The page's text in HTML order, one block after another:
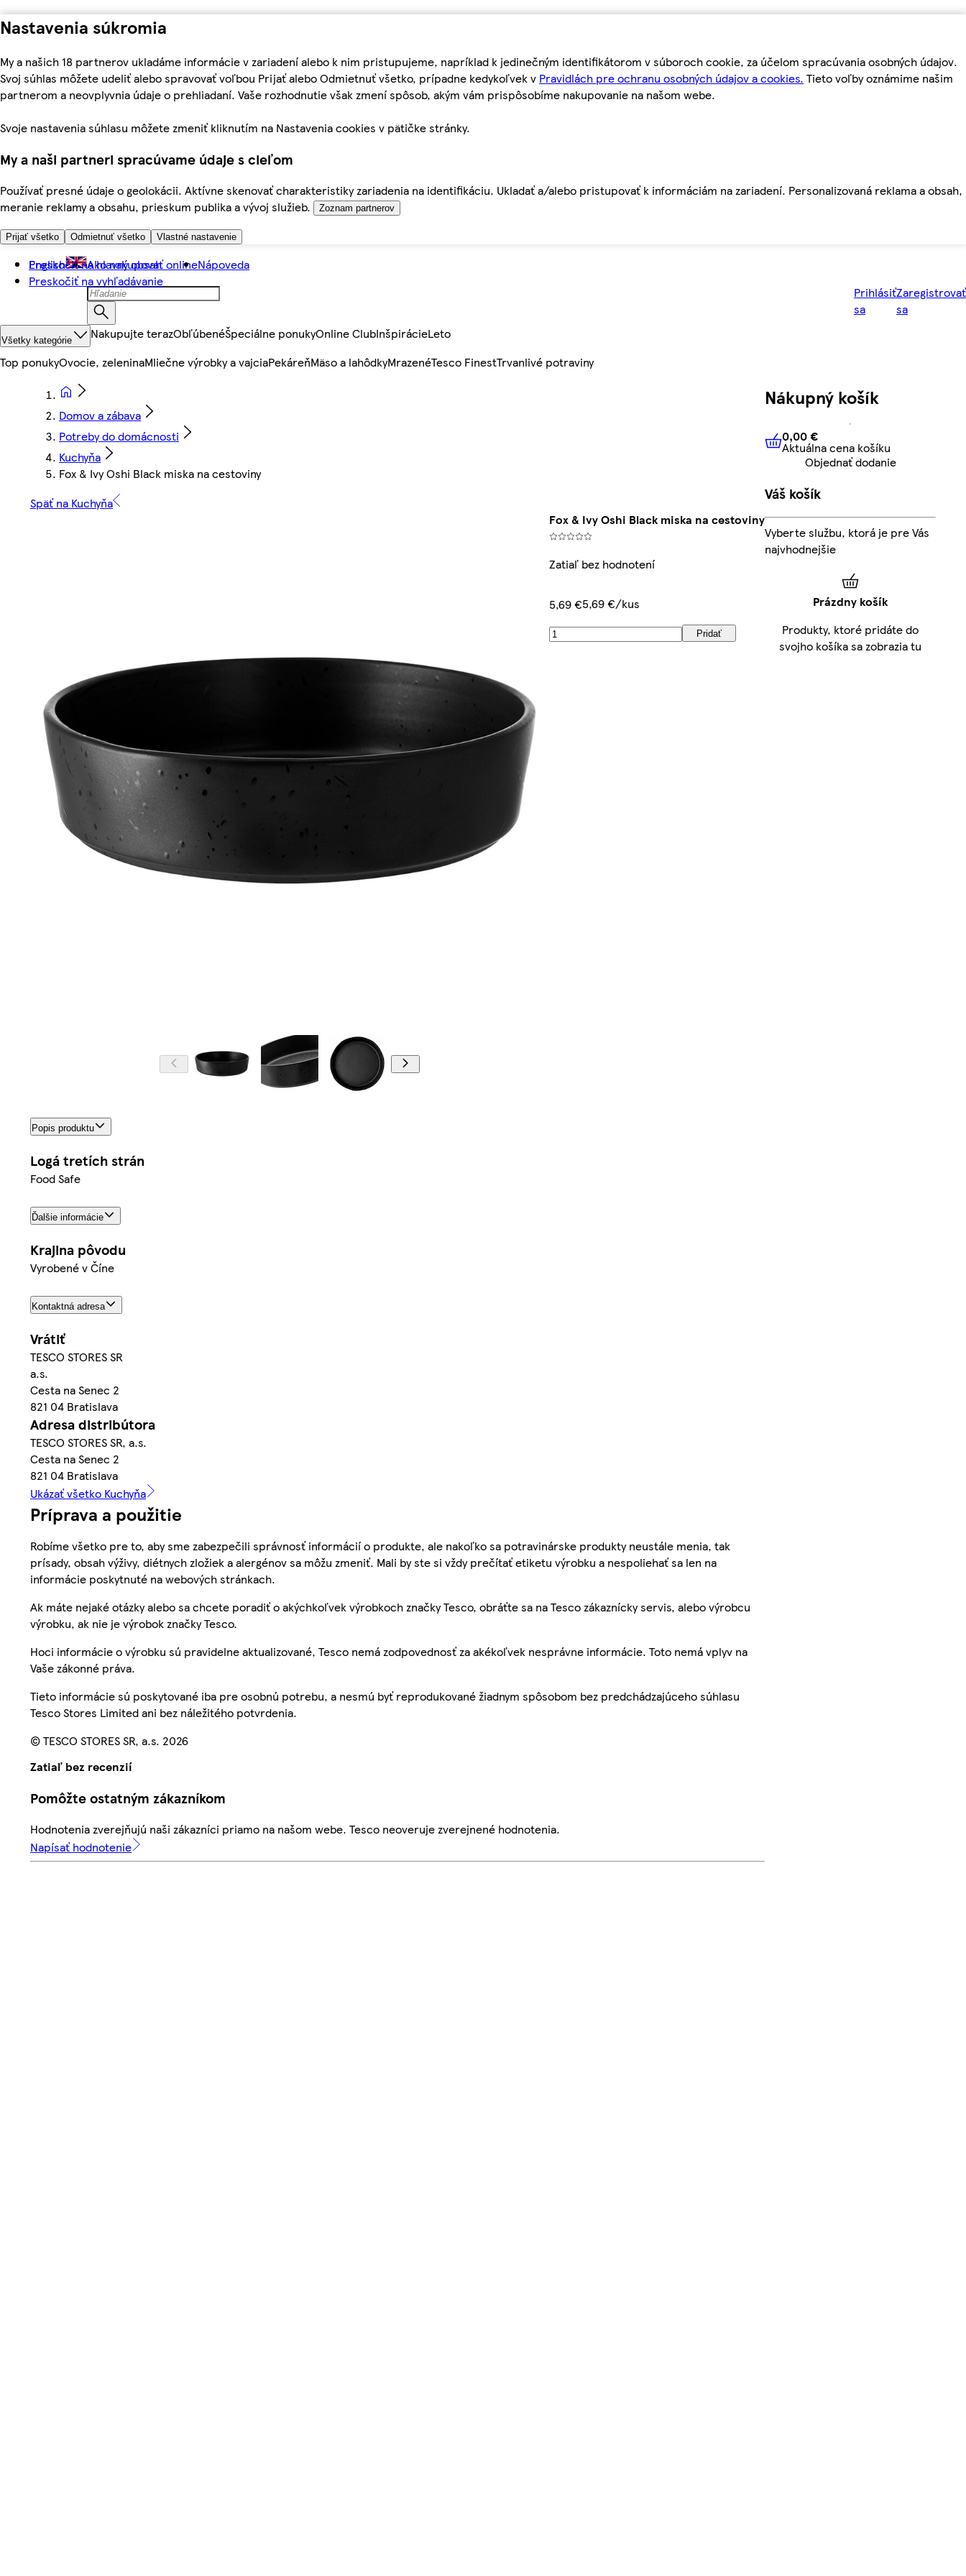
Nastavenia súkromia
My a našich 18 partnerov ukladáme informácie v zariadení alebo k nim pristupujeme, napríklad k jedinečným identifikátorom v súboroch cookie, za účelom spracúvania osobných údajov.
Svoj súhlas môžete udeliť alebo spravovať voľbou Prijať alebo Odmietnuť všetko, prípadne kedykoľvek v Pravidlách pre ochranu osobných údajov a cookies. Tieto voľby oznámime našim
partnerom a neovplyvnia údaje o prehliadaní. Vaše rozhodnutie však zmení spôsob, akým vám prispôsobíme nakupovanie na našom webe.
Svoje nastavenia súhlasu môžete zmeniť kliknutím na Nastavenia cookies v pätičke stránky.
My a naši partneri spracúvame údaje s cieľom
Používať presné údaje o geolokácii. Aktívne skenovať charakteristiky zariadenia na identifikáciu. Ukladať a/alebo pristupovať k informáciám na zariadení. Personalizovaná reklama a obsah,
meranie reklamy a obsahu, prieskum publika a vývoj služieb.
Zoznam partnerov
Prijať všetko Odmietnuť všetko Vlastné nastavenie
Preskočiť na hlavný obsah
Preskočiť na vyhľadávanie
English Ako nakupovať onlineNápoveda
Prihlásiť
sa
Zaregistrovať
sa
Všetky kategórie Nakupujte terazObľúbenéŠpeciálne ponukyOnline ClubInšpirácieLeto
Top ponukyOvocie, zeleninaMliečne výrobky a vajciaPekáreňMäso a lahôdkyMrazenéTesco FinestTrvanlivé potraviny
Domov a zábava
Potreby do domácnosti
Kuchyňa
Fox & Ivy Oshi Black miska na cestoviny
Späť na Kuchyňa
Fox & Ivy Oshi Black miska na cestoviny
Zatiaľ bez hodnotení
5,69 €5,69 €/kus
Pridať
Popis produktu
Logá tretích strán
Food Safe
Ďalšie informácie
Krajina pôvodu
Vyrobené v Číne
Kontaktná adresa
Vrátiť
TESCO STORES SR
a.s.
Cesta na Senec 2
821 04 Bratislava
Adresa distribútora
TESCO STORES SR, a.s.
Cesta na Senec 2
821 04 Bratislava
Ukázať všetko Kuchyňa
Príprava a použitie
Robíme všetko pre to, aby sme zabezpečili správnosť informácií o produkte, ale nakoľko sa potravinárske produkty neustále menia, tak
prísady, obsah výživy, diétnych zložiek a alergénov sa môžu zmeniť. Mali by ste si vždy prečítať etiketu výrobku a nespoliehať sa len na
informácie poskytnuté na webových stránkach.
Ak máte nejaké otázky alebo sa chcete poradiť o akýchkoľvek výrobkoch značky Tesco, obráťte sa na Tesco zákaznícky servis, alebo výrobcu
výrobku, ak nie je výrobok značky Tesco.
Hoci informácie o výrobku sú pravidelne aktualizované, Tesco nemá zodpovednosť za akékoľvek nesprávne informácie. Toto nemá vplyv na
Vaše zákonné práva.
Tieto informácie sú poskytované iba pre osobnú potrebu, a nesmú byť reprodukované žiadnym spôsobom bez predchádzajúceho súhlasu
Tesco Stores Limited ani bez náležitého potvrdenia.
© TESCO STORES SR, a.s. 2026
Zatiaľ bez recenzií
Pomôžte ostatným zákazníkom
Hodnotenia zverejňujú naši zákazníci priamo na našom webe. Tesco neoveruje zverejnené hodnotenia.
Napísať hodnotenie
Nákupný košík
0,00 € Aktuálna cena košíku
0,00 €
Aktuálna cena košíku
Objednať dodanie
Váš košík
Vyberte službu, ktorá je pre Vás
najvhodnejšie
Prázdny košík
Produkty, ktoré pridáte do
svojho košíka sa zobrazia tu